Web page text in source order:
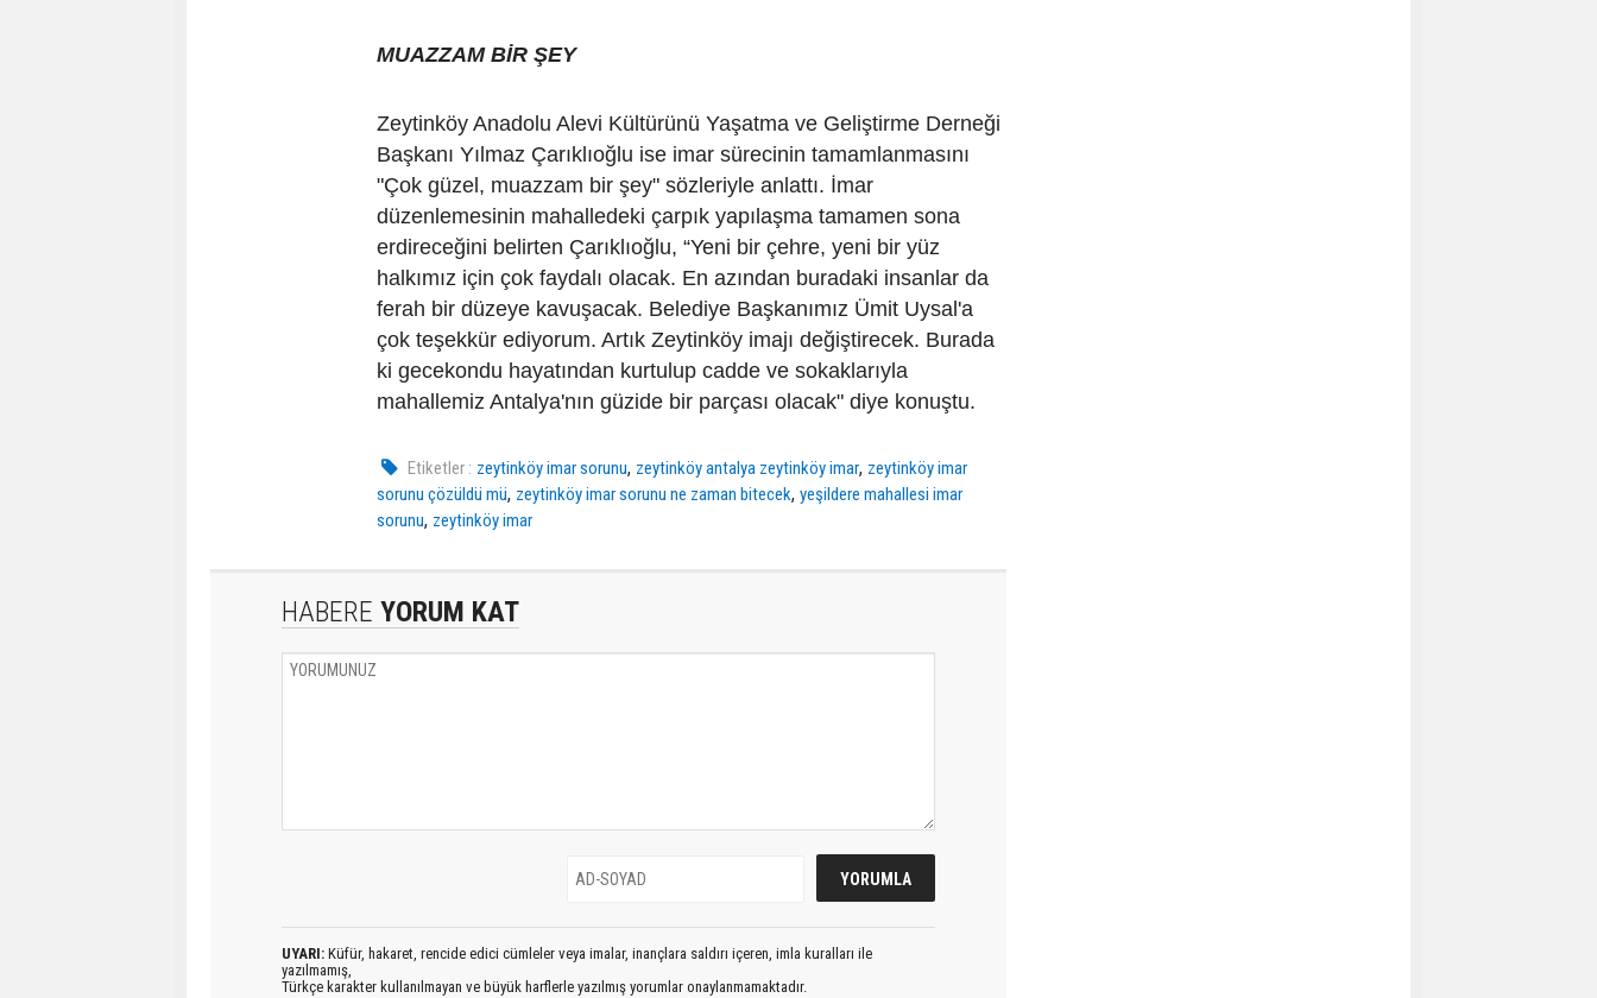
MUAZZAM BİR ŞEY
Zeytinköy Anadolu Alevi Kültürünü Yaşatma ve Geliştirme Derneği
Başkanı Yılmaz Çarıklıoğlu ise imar sürecinin tamamlanmasını
"Çok güzel, muazzam bir şey" sözleriyle anlattı. İmar
düzenlemesinin mahalledeki çarpık yapılaşma tamamen sona
erdireceğini belirten Çarıklıoğlu, “Yeni bir çehre, yeni bir yüz
halkımız için çok faydalı olacak. En azından buradaki insanlar da
ferah bir düzeye kavuşacak. Belediye Başkanımız Ümit Uysal'a
çok teşekkür ediyorum. Artık Zeytinköy imajı değiştirecek. Burada
ki gecekondu hayatından kurtulup cadde ve sokaklarıyla
mahallemiz Antalya'nın güzide bir parçası olacak" diye konuştu.
Etiketler : zeytinköy imar sorunu, zeytinköy antalya zeytinköy imar, zeytinköy imar
sorunu çözüldü mü, zeytinköy imar sorunu ne zaman bitecek, yeşildere mahallesi imar
sorunu, zeytinköy imar
HABERE YORUM KAT
UYARI: Küfür, hakaret, rencide edici cümleler veya imalar, inançlara saldırı içeren, imla kuralları ile
yazılmamış,
Türkçe karakter kullanılmayan ve büyük harflerle yazılmış yorumlar onaylanmamaktadır.